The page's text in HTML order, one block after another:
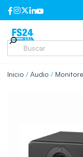
Inicio / Audio /